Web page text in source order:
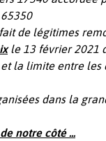
de légitimes
le 13 février 2021
et la limite entre
dans la
notre côté ...